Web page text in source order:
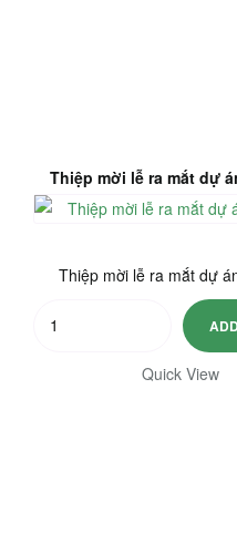
Thiệp mời lễ ra mắt dự
Thiệp mời lễ ra mắt dự
mời
Quick View